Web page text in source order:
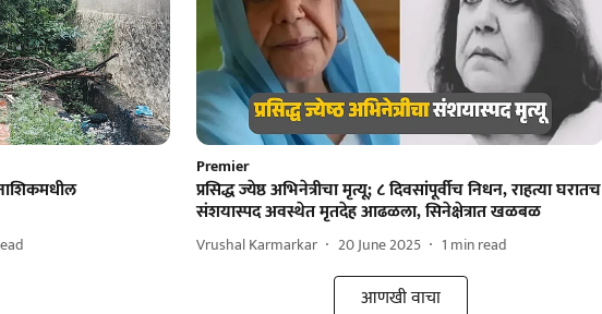
Premier
प्रसिद्ध ज्येष्ठ अभिनेत्रीचा मृत्यू; ८ दिवसांपूर्वीच निधन, राहत्या घरातच
संशयास्पद अवस्थेत मृतदेह आढळला, सिनेक्षेत्रात खळबळ
Vrushal Karmarkar 20 June 2025 1 min read
आणखी वाचा